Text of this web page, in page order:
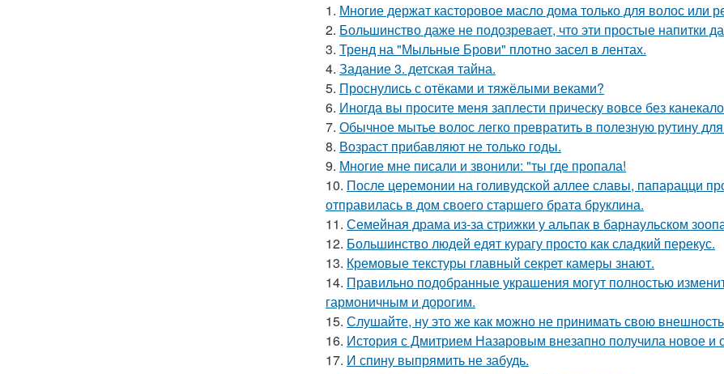
1. Многие держат касторовое масло дома только для волос или
2. Большинство даже не подозревает, что эти простые напитки
3. Тренд на "Мыльные Брови" плотно засел в лентах.
4. Задание 3. детская тайна.
5. Проснулись с отёками и тяжёлыми веками?
6. Иногда вы просите меня заплести прическу вовсе без
7. Обычное мытье волос легко превратить в полезную рутину
8. Возраст прибавляют не только годы.
9. Многие мне писали и звонили: "ты где пропала!
10. После церемонии на голивудской аллее славы, папарацци
отправилась в дом своего старшего брата бруклина.
11. Семейная драма из-за стрижки у альпак в барнаульском
12. Большинство людей едят курагу просто как сладкий перекус.
13. Кремовые текстуры главный секрет камеры знают.
14. Правильно подобранные украшения могут полностью
гармоничным и дорогим.
15. Слушайте, ну это же как можно не принимать свою
16. История с Дмитрием Назаровым внезапно получила новое и
17. И спину выпрямить не забудь.